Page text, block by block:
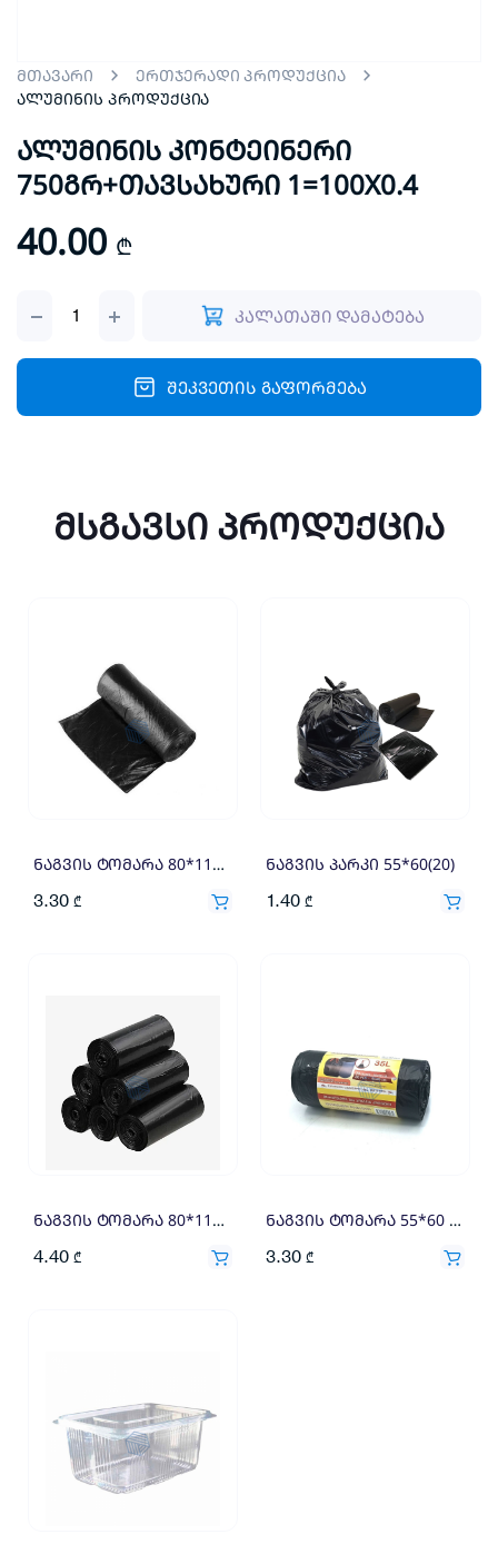
მთავარი
ერთჯერადი პროდუქცია
ალუმინის პროდუქცია
ალუმინის კონტეინერი
750გრ+თავსახური 1=100X0.4
40.00 ₾
კონტეინერი
1=100X0.4
კალათაში დამატება
შეკვეთის გაფორმება
მსგავსი პროდუქცია
ნაგვის ტომარა 80*110 (10) 9მკრ
3.30 ₾
ნაგვის პარკი 55*60(20)
1.40 ₾
ნაგვის ტომარა 80*110 (10) (23მკრ)
4.40 ₾
ნაგვის ტომარა 55*60 თასმით(20)
3.30 ₾